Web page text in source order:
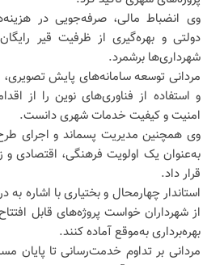
وی انضباط مالی، صرفه‌جویی در
دولتی و بهره‌گیری از ظرفیت قیر
شهرداری‌ها برشمرد.
مردانی توسعه سامانه‌های پایش
و استفاده از فناوری‌های نوین را از
امنیت و کیفیت خدمات شهری دانست.
وی همچنین مدیریت پسماند و اجرای طرح
به‌عنوان یک اولویت فرهنگی، اقتصادی
قرار داد.
استاندار چهارمحال و بختیاری با اشاره
از شهرداران خواست پروژه‌های قابل
بهره‌برداری به‌موقع آماده کنند.
مردانی بر تداوم خدمت‌رسانی تا پایان